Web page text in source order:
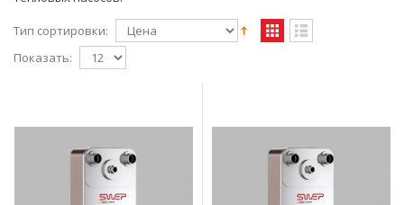
Тип сортировки:
Показать: